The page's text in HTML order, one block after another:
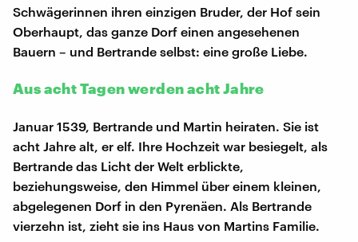
Schwägerinnen ihren einzigen Bruder, der Hof sein
Oberhaupt, das ganze Dorf einen angesehenen
Bauern – und Bertrande selbst: eine große Liebe.
Aus acht Tagen werden acht Jahre
Januar 1539, Bertrande und Martin heiraten. Sie ist
acht Jahre alt, er elf. Ihre Hochzeit war besiegelt, als
Bertrande das Licht der Welt erblickte,
beziehungsweise, den Himmel über einem kleinen,
abgelegenen Dorf in den Pyrenäen. Als Bertrande
vierzehn ist, zieht sie ins Haus von Martins Familie.